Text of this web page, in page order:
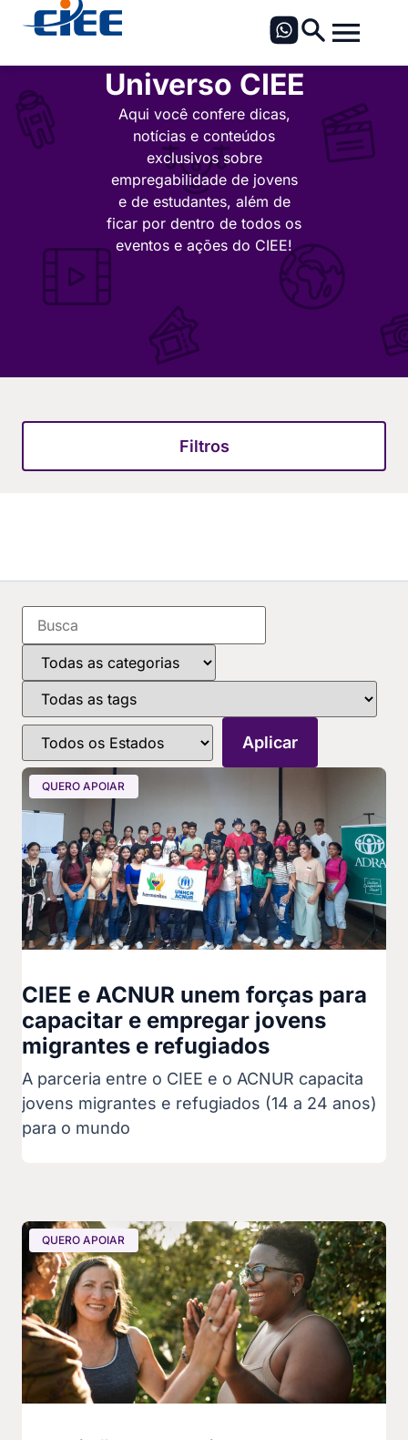
Universo CIEE
Aqui você confere dicas,
notícias e conteúdos
exclusivos sobre
empregabilidade de jovens
e de estudantes, além de
ficar por dentro de todos os
eventos e ações do CIEE!
Filtros
QUERO APOIAR
CIEE e ACNUR unem forças para
capacitar e empregar jovens
migrantes e refugiados
A parceria entre o CIEE e o ACNUR capacita
jovens migrantes e refugiados (14 a 24 anos)
para o mundo
QUERO APOIAR